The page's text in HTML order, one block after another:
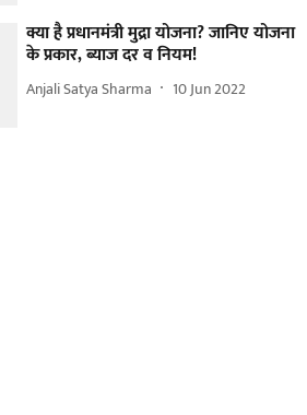
क्या है प्रधानमंत्री मुद्रा योजना? जानिए योजना
के प्रकार, ब्याज दर व नियम!
Anjali Satya Sharma 10 Jun 2022